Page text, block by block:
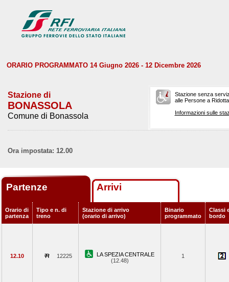
ORARIO PROGRAMMATO 14 Giugno 2026 - 12 Dicembre 2026
Stazione di
BONASSOLA
Comune di Bonassola
Stazione senza
alle Persone a
Informazioni sulle
Ora impostata: 12.00
Partenze Arrivi
Orario di
partenza
Tipo e n. di
treno
Stazione di arrivo
(orario di arrivo)
Binario
programmato
Classi
bordo
12.10 12225
LA SPEZIA CENTRALE
(12.48)
1